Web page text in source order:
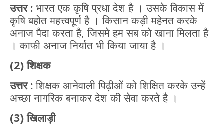
उत्तर : भारत एक कृषि प्रधा देश है । उसके विकास में
कृषि बहोत महत्त्वपूर्ण है । किसान कड़ी महेनत करके
अनाज पैदा करता है, जिसमे हम सब को खाना मिलता है
। काफी अनाज निर्यात भी किया जाया है ।
(2) शिक्षक
उत्तर :शिक्षक आनेवाली पिढ़ीओं को शिक्षित करके उन्हें
अच्छा नागरिक बनाकर देश की सेवा करते है ।
(3) खिलाड़ी